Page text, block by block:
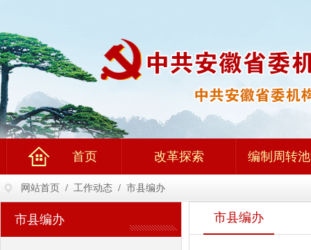
首页 改革探索 编制周转
网站首页 / 工作动态 / 市县编办
市县编办 市县编办